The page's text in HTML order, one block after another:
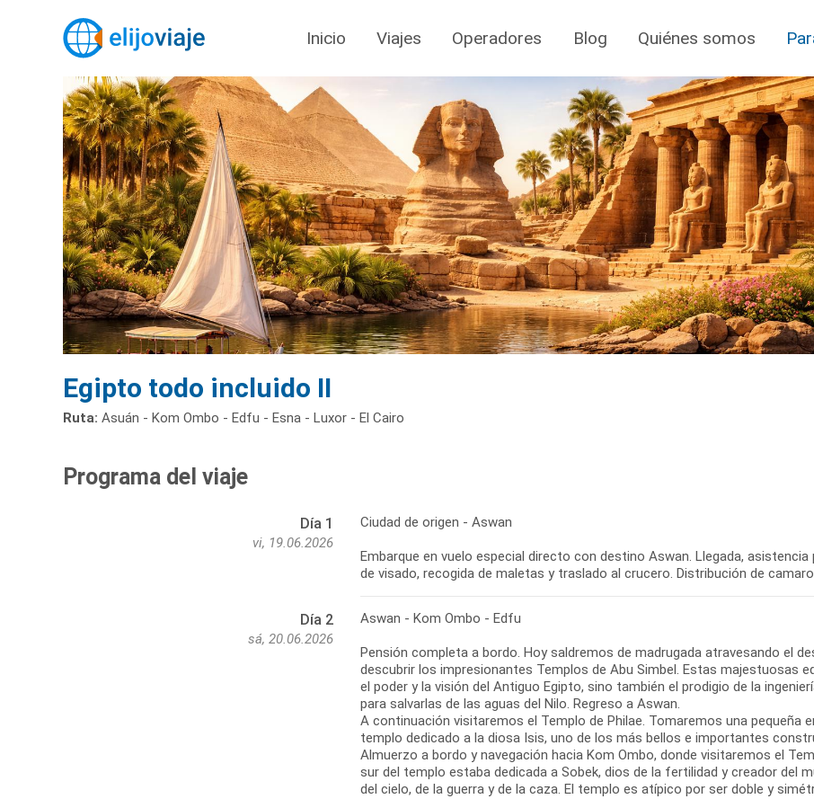
Inicio Viajes Operadores Blog Quiénes somos
Egipto todo incluido II
Ruta: Asuán - Kom Ombo - Edfu - Esna - Luxor - El Cairo
Programa del viaje
Día 1
vi, 19.06.2026
Ciudad de origen - Aswan
Embarque en vuelo especial directo con destino Aswan. Llegada,
de visado, recogida de maletas y traslado al crucero. Distribución de
Día 2
sá, 20.06.2026
Aswan - Kom Ombo - Edfu
Pensión completa a bordo. Hoy saldremos de madrugada atravesando el
descubrir los impresionantes Templos de Abu Simbel. Estas majestuosas
el poder y la visión del Antiguo Egipto, sino también el prodigio de la
para salvarlas de las aguas del Nilo. Regreso a Aswan.
A continuación visitaremos el Templo de Philae. Tomaremos una pequeña
templo dedicado a la diosa Isis, uno de los más bellos e importantes
Almuerzo a bordo y navegación hacia Kom Ombo, donde visitaremos el
sur del templo estaba dedicada a Sobek, dios de la fertilidad y creador del
del cielo, de la guerra y de la caza. El templo es atípico por ser doble y